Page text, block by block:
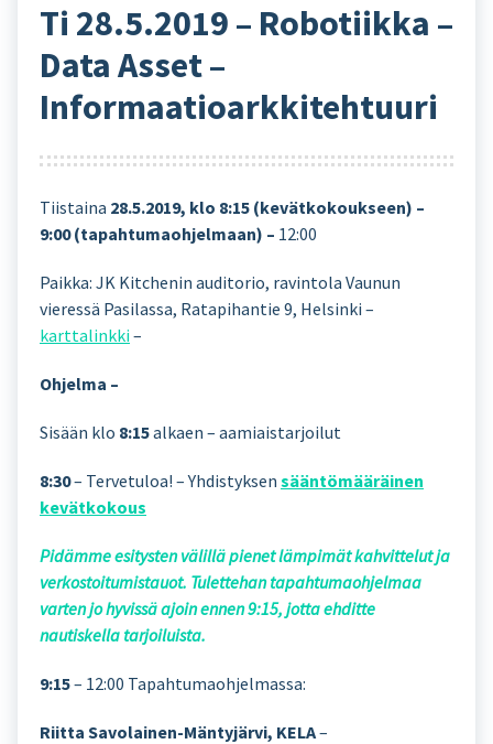
Ti 28.5.2019 – Robotiikka –
Data Asset –
Informaatioarkkitehtuuri
Tiistaina 28.5.2019, klo 8:15 (kevätkokoukseen) –
9:00 (tapahtumaohjelmaan) – 12:00
Paikka: JK Kitchenin auditorio, ravintola Vaunun
vieressä Pasilassa, Ratapihantie 9, Helsinki –
karttalinkki–
Ohjelma –
Sisään klo 8:15alkaen – aamiaistarjoilut
8:30– Tervetuloa! – Yhdistyksen sääntömääräinen
kevätkokous
Pidämme esitysten välillä pienet lämpimät kahvittelut ja
verkostoitumistauot. Tulettehan tapahtumaohjelmaa
varten jo hyvissä ajoin ennen 9:15, jotta ehditte
nautiskella tarjoiluista.
9:15– 12:00 Tapahtumaohjelmassa:
Riitta Savolainen-Mäntyjärvi, KELA–